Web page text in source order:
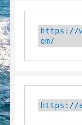
https://
om/
https://